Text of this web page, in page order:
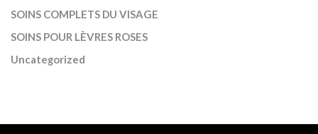
SOINS COMPLETS DU VISAGE
SOINS POUR LÈVRES ROSES
Uncategorized